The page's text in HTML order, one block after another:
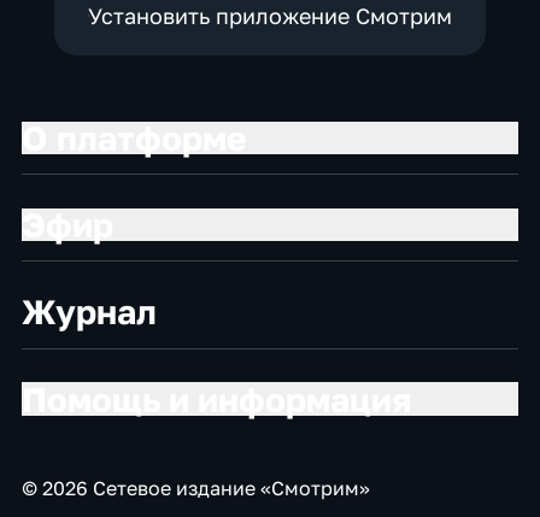
Установить приложение Смотрим
Журнал
© 2026 Сетевое издание «Смотрим»